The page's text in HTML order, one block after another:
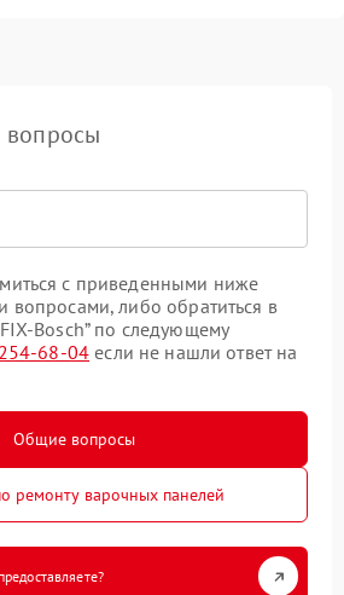
вопросы
с приведенными ниже
вопросами, либо обратиться в
Bosch” по следующему
68-04 если не нашли ответ на
Общие вопросы
ремонту варочных панелей